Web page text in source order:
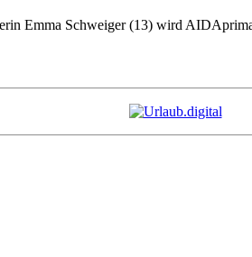
Emma Schweiger (13) wird